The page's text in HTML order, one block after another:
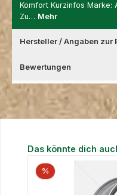
Komfort Kurzinfos Marke:
Zu… Mehr
Hersteller / Angaben zur
Bewertungen
Produktgalerie
Das könnte dich
%